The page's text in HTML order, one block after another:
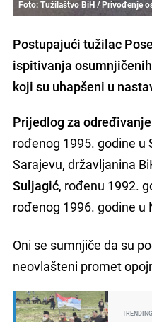
Foto: Tužilaštvo BiH / Privođenje
Postupajući tužilac
ispitivanja
koji su uhapšeni u
Prijedlog za
rođenog 1995. godine u
Sarajevu, državljanina
Suljagić, rođenu 1992.
rođenog 1996. godine u
Oni se sumnjiče da su
neovlašteni promet
TRENDING